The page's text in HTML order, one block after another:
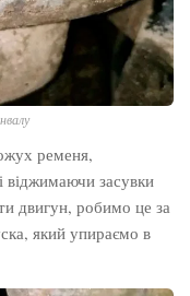
ременя,
віджимаючи засувки
двигун, робимо це за
який упираємо в